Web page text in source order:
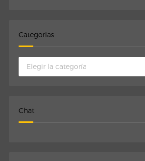
Categorias
Categorias
Chat